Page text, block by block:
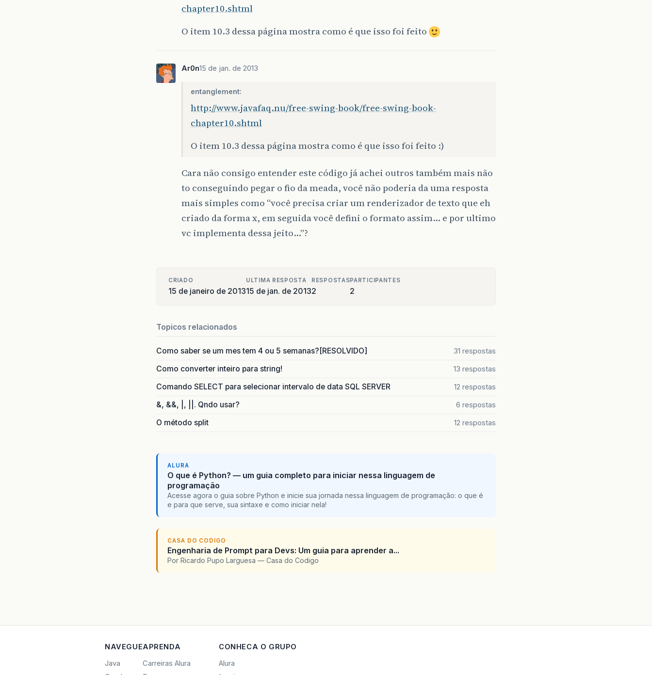
chapter10.shtml
O item 10.3 dessa página mostra como é que isso foi feito
Ar0n15 de jan. de 2013
entanglement:
http://www.javafaq.nu/free-swing-book/free-swing-book-
chapter10.shtml
O item 10.3 dessa página mostra como é que isso foi feito :)
Cara não consigo entender este código já achei outros também mais não
to conseguindo pegar o fio da meada, você não poderia da uma resposta
mais simples como “você precisa criar um renderizador de texto que eh
criado da forma x, em seguida você defini o formato assim… e por ultimo
vc implementa dessa jeito…”?
CRIADO
15 de janeiro de 2013
ULTIMA RESPOSTA
15 de jan. de 2013
RESPOSTAS
2
PARTICIPANTES
2
Topicos relacionados
Como saber se um mes tem 4 ou 5 semanas?[RESOLVIDO] 31 respostas
Como converter inteiro para string! 13 respostas
Comando SELECT para selecionar intervalo de data SQL SERVER 12 respostas
&, &&, |, ||. Qndo usar? 6 respostas
O método split 12 respostas
ALURA
O que é Python? — um guia completo para iniciar nessa linguagem de
programação
Acesse agora o guia sobre Python e inicie sua jornada nessa linguagem de programação: o que é
e para que serve, sua sintaxe e como iniciar nela!
CASA DO CODIGO
Engenharia de Prompt para Devs: Um guia para aprender a...
Por Ricardo Pupo Larguesa — Casa do Codigo
NAVEGUE
Java
APRENDA
Carreiras Alura
CONHECA O GRUPO
Alura